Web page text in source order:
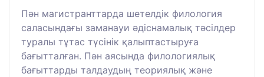
Пән магистранттарда шетелдік филология
саласындағы заманауи әдіснамалық тәсілдер
туралы тұтас түсінік қалыптастыруға
бағытталған. Пән аясында филологиялық
бағыттарды талдаудың теориялық және